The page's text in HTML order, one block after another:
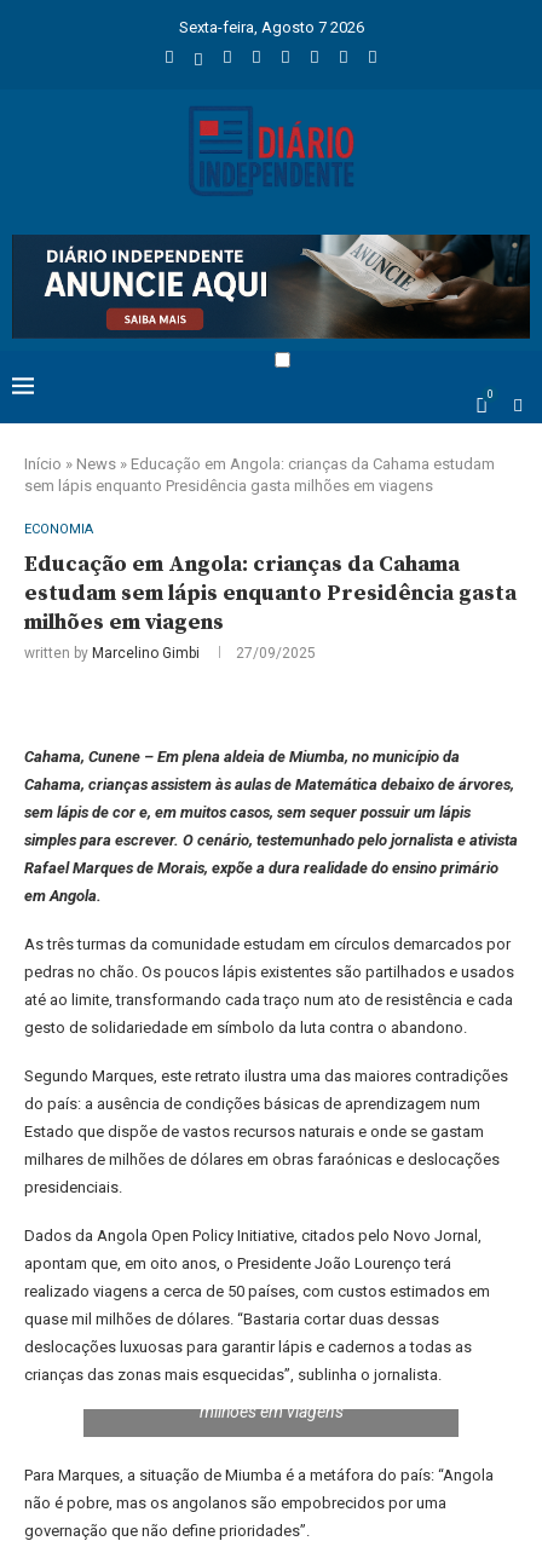
Sexta-feira, Agosto 7 2026
0
Início » News » Educação em Angola: crianças da Cahama estudam
sem lápis enquanto Presidência gasta milhões em viagens
ECONOMIA
Educação em Angola: crianças da Cahama
estudam sem lápis enquanto Presidência gasta
milhões em viagens
written by Marcelino Gimbi 27/09/2025
Cahama, Cunene – Em plena aldeia de Miumba, no município da
Cahama, crianças assistem às aulas de Matemática debaixo de árvores,
sem lápis de cor e, em muitos casos, sem sequer possuir um lápis
simples para escrever. O cenário, testemunhado pelo jornalista e ativista
Rafael Marques de Morais, expõe a dura realidade do ensino primário
em Angola.
As três turmas da comunidade estudam em círculos demarcados por
pedras no chão. Os poucos lápis existentes são partilhados e usados
até ao limite, transformando cada traço num ato de resistência e cada
gesto de solidariedade em símbolo da luta contra o abandono.
Segundo Marques, este retrato ilustra uma das maiores contradições
do país: a ausência de condições básicas de aprendizagem num
Estado que dispõe de vastos recursos naturais e onde se gastam
milhares de milhões de dólares em obras faraónicas e deslocações
presidenciais.
Dados da Angola Open Policy Initiative, citados pelo Novo Jornal,
apontam que, em oito anos, o Presidente João Lourenço terá
realizado viagens a cerca de 50 países, com custos estimados em
quase mil milhões de dólares. “Bastaria cortar duas dessas
deslocações luxuosas para garantir lápis e cadernos a todas as
crianças das zonas mais esquecidas”, sublinha o jornalista.
Educação em Angola: crianças da Cahama
estudam sem lápis enquanto Presidência gasta
milhões em viagens
Para Marques, a situação de Miumba é a metáfora do país: “Angola
não é pobre, mas os angolanos são empobrecidos por uma
governação que não define prioridades”.